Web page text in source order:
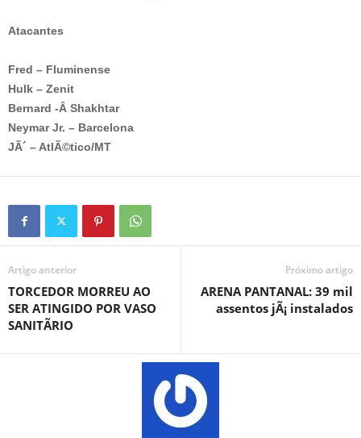
Atacantes
Fred – Fluminense
Hulk – Zenit
Bernard -Â Shakhtar
Neymar Jr. – Barcelona
JÃ´ – AtlÃ©tico/MT
Artigo anterior
TORCEDOR MORREU AO
SER ATINGIDO POR VASO
SANITÃRIO
Próximo artigo
ARENA PANTANAL: 39 mil
assentos jÃ¡ instalados